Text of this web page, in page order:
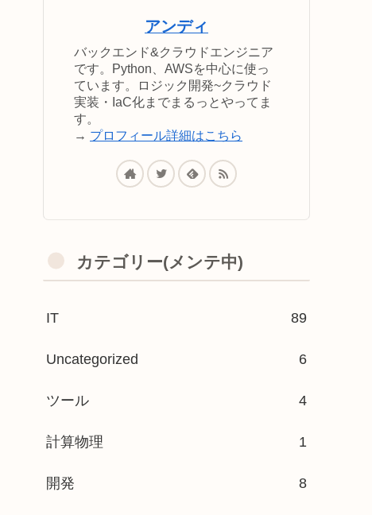
アンディ
バックエンド&クラウドエンジニア
です。Python、AWSを中心に使っ
ています。ロジック開発~クラウド
実装・IaC化までまるっとやってま
す。
→ プロフィール詳細はこちら
カテゴリー(メンテ中)
IT 89
Uncategorized 6
ツール 4
計算物理 1
開発 8